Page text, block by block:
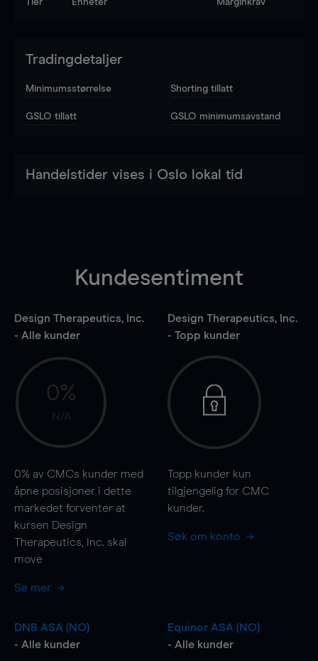
Tradingdetaljer
Minimumsstørrelse Shorting tillatt
GSLO tillatt GSLO minimumsavstand
Handelstider vises i Oslo lokal tid
Kundesentiment
Design Therapeutics, Inc.
- Alle kunder
0%
N/A
0% av CMCs kunder med
åpne posisjoner i dette
markedet forventer at
kursen Design
Therapeutics, Inc. skal
move
Se mer
Design Therapeutics, Inc.
- Topp kunder
Topp kunder kun
tilgjengelig for CMC
kunder.
Søk om konto
DNB ASA (NO)
- Alle kunder
Equinor ASA (NO)
- Alle kunder